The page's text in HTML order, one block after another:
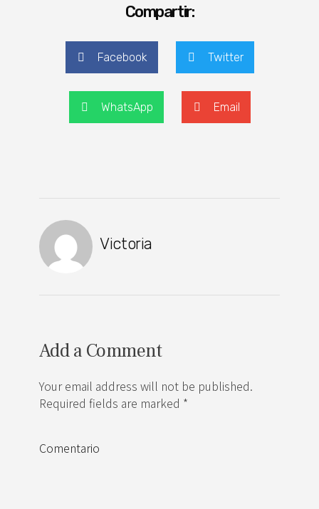
Compartir:
Facebook Twitter
WhatsApp Email
Victoria
Add a Comment
Your email address will not be published.
Required fields are marked *
Comentario